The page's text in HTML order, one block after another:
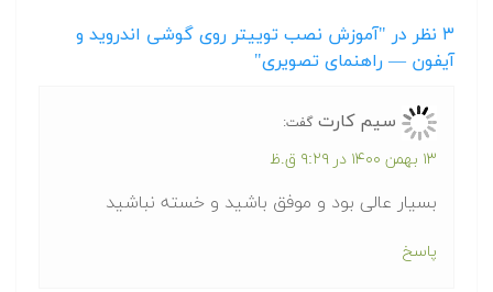
۳ نظر در "آموزش نصب توییتر روی گوشی اندروید و
آیفون — راهنمای تصویری"
سیم کارت گفت:
۱۳ بهمن ۱۴۰۰ در ۹:۲۹ ق.ظ
بسیار عالی بود و موفق باشید و خسته نباشید
پاسخ